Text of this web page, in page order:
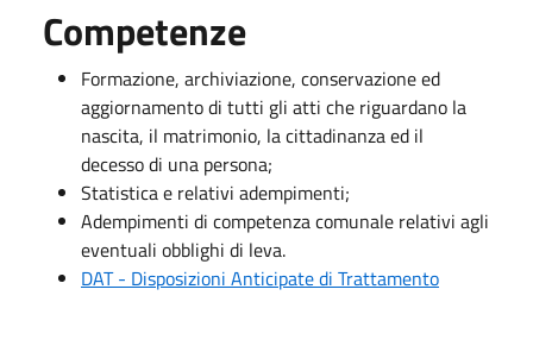
Competenze
Formazione, archiviazione, conservazione ed
aggiornamento di tutti gli atti che riguardano la
nascita, il matrimonio, la cittadinanza ed il
decesso di una persona;
Statistica e relativi adempimenti;
Adempimenti di competenza comunale relativi agli
eventuali obblighi di leva.
DAT - Disposizioni Anticipate di Trattamento